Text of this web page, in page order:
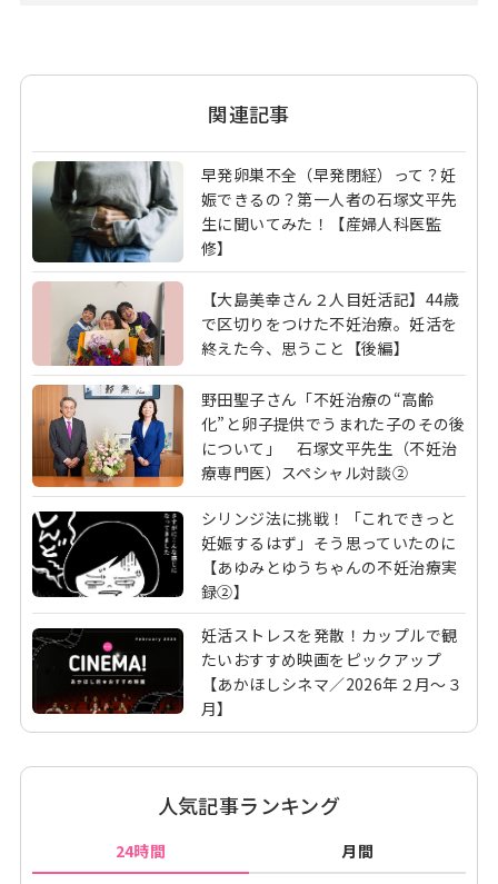
関連記事
早発卵巣不全（早発閉経）って？妊
娠できるの？第一人者の石塚文平先
生に聞いてみた！【産婦人科医監
修】
【大島美幸さん２人目妊活記】44歳
で区切りをつけた不妊治療。妊活を
終えた今、思うこと【後編】
野田聖子さん「不妊治療の“高齢
化”と卵子提供でうまれた子のその後
について」 石塚文平先生（不妊治
療専門医）スペシャル対談②
シリンジ法に挑戦！「これできっと
妊娠するはず」そう思っていたのに
【あゆみとゆうちゃんの不妊治療実
録②】
妊活ストレスを発散！カップルで観
たいおすすめ映画をピックアップ
【あかほしシネマ／2026年２月～３
月】
人気記事ランキング
24時間 月間